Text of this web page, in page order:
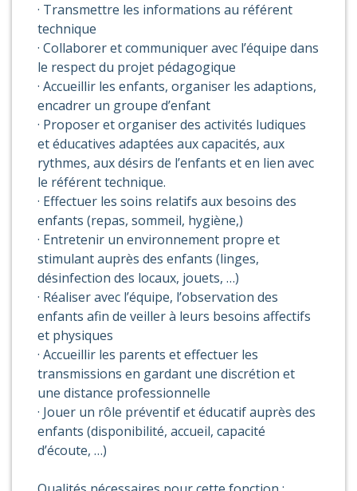
· Transmettre les informations au référent
technique
· Collaborer et communiquer avec l’équipe dans
le respect du projet pédagogique
· Accueillir les enfants, organiser les adaptions,
encadrer un groupe d’enfant
· Proposer et organiser des activités ludiques
et éducatives adaptées aux capacités, aux
rythmes, aux désirs de l’enfants et en lien avec
le référent technique.
· Effectuer les soins relatifs aux besoins des
enfants (repas, sommeil, hygiène,)
· Entretenir un environnement propre et
stimulant auprès des enfants (linges,
désinfection des locaux, jouets, …)
· Réaliser avec l’équipe, l’observation des
enfants afin de veiller à leurs besoins affectifs
et physiques
· Accueillir les parents et effectuer les
transmissions en gardant une discrétion et
une distance professionnelle
· Jouer un rôle préventif et éducatif auprès des
enfants (disponibilité, accueil, capacité
d’écoute, …)